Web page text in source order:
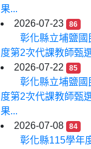
果...
2026-07-23
86
彰化縣立埔鹽
度第2次代課教師甄
2026-07-22
85
彰化縣立埔鹽
度第2次代課教師甄
果...
2026-07-08
84
彰化縣115學年